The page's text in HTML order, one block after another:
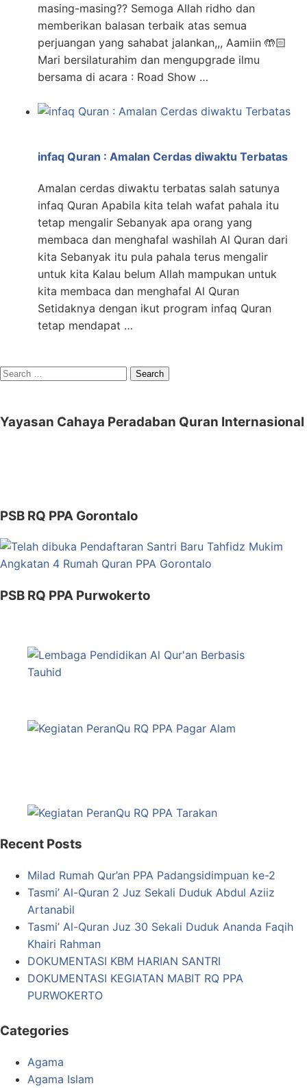
masing-masing?? Semoga Allah ridho dan
memberikan balasan terbaik atas semua
perjuangan yang sahabat jalankan,,, Aamiin 🤲🏻
Mari bersilaturahim dan mengupgrade ilmu
bersama di acara : Road Show …
infaq Quran : Amalan Cerdas diwaktu Terbatas
Amalan cerdas diwaktu terbatas salah satunya
infaq Quran Apabila kita telah wafat pahala itu
tetap mengalir Sebanyak apa orang yang
membaca dan menghafal washilah Al Quran dari
kita Sebanyak itu pula pahala terus mengalir
untuk kita Kalau belum Allah mampukan untuk
kita membaca dan menghafal Al Quran
Setidaknya dengan ikut program infaq Quran
tetap mendapat …
Search
Yayasan Cahaya Peradaban Quran Internasional
PSB RQ PPA Gorontalo
PSB RQ PPA Purwokerto
Recent Posts
Milad Rumah Qur’an PPA Padangsidimpuan ke-2
Tasmi’ Al-Quran 2 Juz Sekali Duduk Abdul Aziiz
Artanabil
Tasmi’ Al-Quran Juz 30 Sekali Duduk Ananda Faqih
Khairi Rahman
DOKUMENTASI KBM HARIAN SANTRI
DOKUMENTASI KEGIATAN MABIT RQ PPA
PURWOKERTO
Categories
Agama
Agama Islam